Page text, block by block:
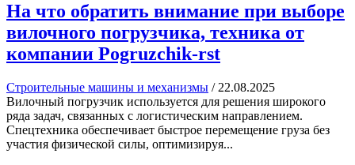
На что обратить внимание при выборе
вилочного погрузчика, техника от
компании Pogruzchik-rst
Строительные машины и механизмы / 22.08.2025
Вилочный погрузчик используется для решения широкого
ряда задач, связанных с логистическим направлением.
Спецтехника обеспечивает быстрое перемещение груза без
участия физической силы, оптимизируя...